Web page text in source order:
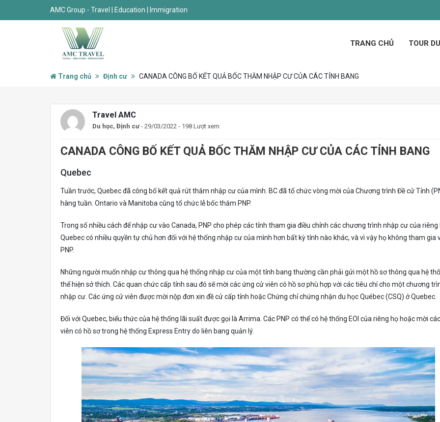
AMC Group - Travel | Education | Immigration
TRANG CHỦ TOUR
Trang chủ Định cư CANADA CÔNG BỐ KẾT QUẢ BỐC THĂM NHẬP CƯ CỦA CÁC TỈNH BANG
Travel AMC
Du học, Định cư - 29/03/2022 - 198 Lượt xem
CANADA CÔNG BỐ KẾT QUẢ BỐC THĂM NHẬP CƯ CỦA CÁC TỈNH BANG
Quebec
Tuần trước, Quebec đã công bố kết quả rút thăm nhập cư của mình. BC đã tổ chức vòng mời của Chương trình Đề cử Tỉnh
hàng tuần. Ontario và Manitoba cũng tổ chức lễ bốc thăm PNP.
Trong số nhiều cách để nhập cư vào Canada, PNP cho phép các tỉnh tham gia điều chỉnh các chương trình nhập cư của riêng
Quebec có nhiều quyền tự chủ hơn đối với hệ thống nhập cư của mình hơn bất kỳ tỉnh nào khác, và vì vậy họ không tham gia
PNP.
Những người muốn nhập cư thông qua hệ thống nhập cư của một tỉnh bang thường cần phải gửi một hồ sơ thông qua hệ
thể hiện sở thích. Các quan chức cấp tỉnh sau đó sẽ mời các ứng cử viên có hồ sơ phù hợp với các tiêu chí cho một chương
nhập cư. Các ứng cử viên được mời nộp đơn xin đề cử cấp tỉnh hoặc Chứng chỉ chứng nhận du học Québec (CSQ) ở Quebec.
Đối với Quebec, biểu thức của hệ thống lãi suất được gọi là Arrima. Các PNP có thể có hệ thống EOI của riêng họ hoặc mời
viên có hồ sơ trong hệ thống Express Entry do liên bang quản lý.